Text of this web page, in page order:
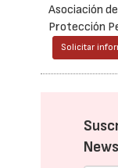
Asociación
Protección
Solicitar